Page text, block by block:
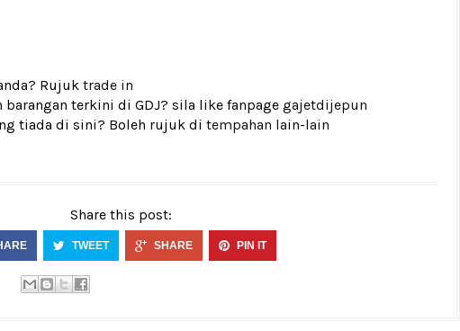
Rujuk trade in
terkini di GDJ? sila like fanpage gajetdijepun
tiada di sini? Boleh rujuk di tempahan lain-lain
Share this post:
TWEET SHARE PIN IT